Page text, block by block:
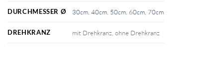
DURCHMESSER Ø 30cm ,40cm 50cm 60cm 70cm
DREHKRANZ mit Drehkranz, ohne Drehkranz